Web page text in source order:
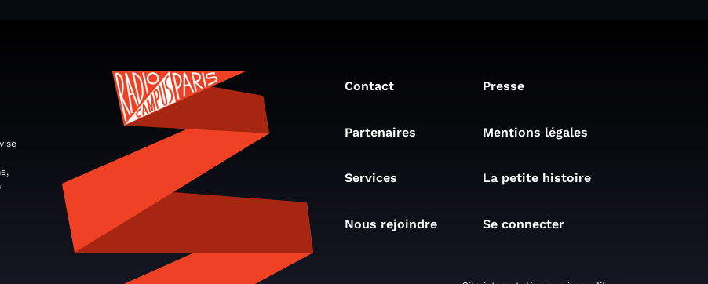
Contact Presse
Partenaires Mentions légales
Services La petite histoire
Nous rejoindre Se connecter